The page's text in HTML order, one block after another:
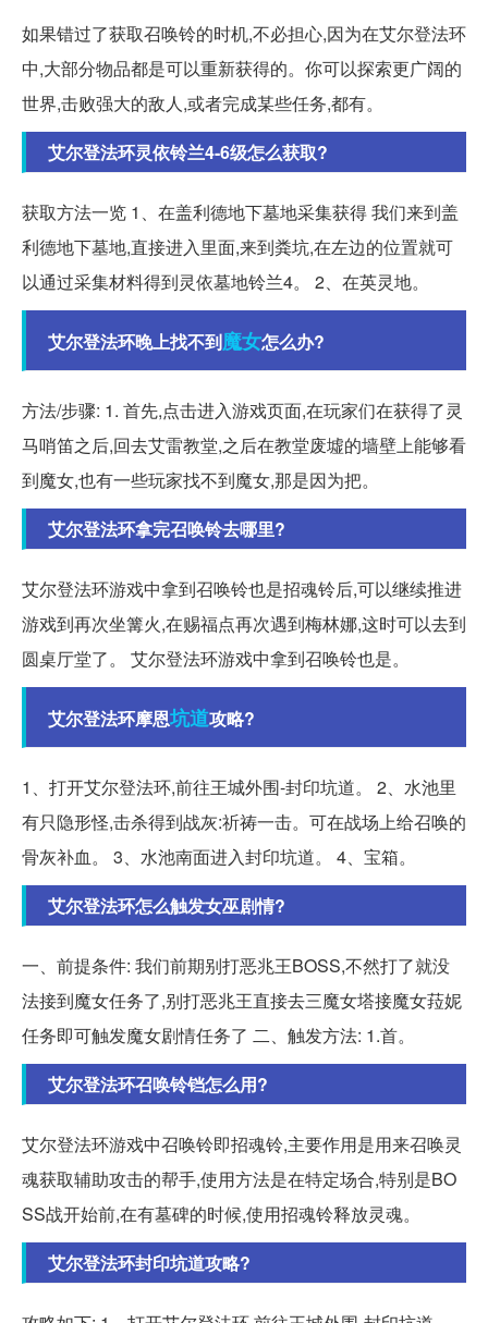
如果错过了获取召唤铃的时机,不必担心,因为在艾尔登法环
中,大部分物品都是可以重新获得的。你可以探索更广阔的
世界,击败强大的敌人,或者完成某些任务,都有。
艾尔登法环灵依铃兰4-6级怎么获取?
获取方法一览 1、在盖利德地下墓地采集获得 我们来到盖
利德地下墓地,直接进入里面,来到粪坑,在左边的位置就可
以通过采集材料得到灵依墓地铃兰4。 2、在英灵地。
艾尔登法环晚上找不到魔女怎么办?
方法/步骤: 1. 首先,点击进入游戏页面,在玩家们在获得了灵
马哨笛之后,回去艾雷教堂,之后在教堂废墟的墙壁上能够看
到魔女,也有一些玩家找不到魔女,那是因为把。
艾尔登法环拿完召唤铃去哪里?
艾尔登法环游戏中拿到召唤铃也是招魂铃后,可以继续推进
游戏到再次坐篝火,在赐福点再次遇到梅林娜,这时可以去到
圆桌厅堂了。 艾尔登法环游戏中拿到召唤铃也是。
艾尔登法环摩恩坑道攻略?
1、打开艾尔登法环,前往王城外围-封印坑道。 2、水池里
有只隐形怪,击杀得到战灰:祈祷一击。可在战场上给召唤的
骨灰补血。 3、水池南面进入封印坑道。 4、宝箱。
艾尔登法环怎么触发女巫剧情?
一、前提条件: 我们前期别打恶兆王BOSS,不然打了就没
法接到魔女任务了,别打恶兆王直接去三魔女塔接魔女菈妮
任务即可触发魔女剧情任务了 二、触发方法: 1.首。
艾尔登法环召唤铃铛怎么用?
艾尔登法环游戏中召唤铃即招魂铃,主要作用是用来召唤灵
魂获取辅助攻击的帮手,使用方法是在特定场合,特别是BO
SS战开始前,在有墓碑的时候,使用招魂铃释放灵魂。
艾尔登法环封印坑道攻略?